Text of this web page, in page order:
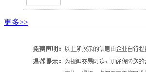
更多>>